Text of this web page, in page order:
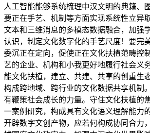
人工智能能够系统梳理中汉文明的典籍、
要正在手艺、机制等方面实现系统性立异
文本和三维消息的多模态数据融合，加强
认识，制定文化数字化的手艺尺度！要完
委沉正在定向，促使正在文化扶植范畴控
艺的企业、机构和小我更好地履行社会义
能文化扶植，建立、共建、共享的创重生
构成跨地域、跨行业的文化数据共享机制
有鞭策社会成长的力量。守住文化扶植的
一案例研究，构成具有文化语义理解能力
开辟数字文创产物，应若何构成协同合力